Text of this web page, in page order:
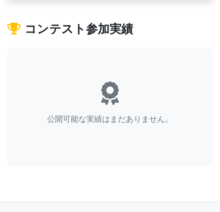
コンテスト参加実績
公開可能な実績はまだありません。